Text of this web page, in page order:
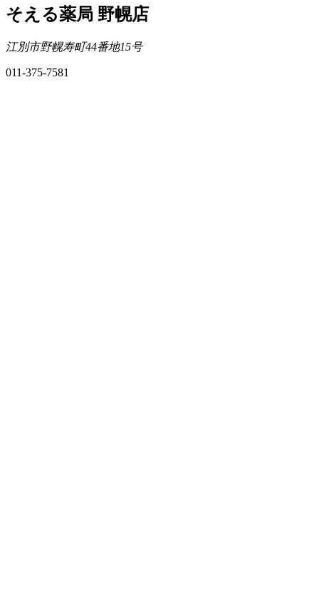
そえる薬局 野幌店
江別市野幌寿町44番地15号
011-375-7581